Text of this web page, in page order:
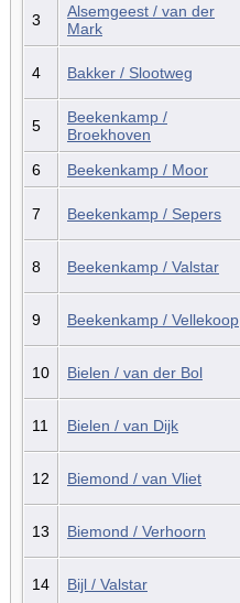
3
Alsemgeest / van der
Mark
4 Bakker / Slootweg
5
Beekenkamp /
Broekhoven
6 Beekenkamp / Moor
7 Beekenkamp / Sepers
8 Beekenkamp / Valstar
9 Beekenkamp / Vellekoop
10 Bielen / van der Bol
11 Bielen / van Dijk
12 Biemond / van Vliet
13 Biemond / Verhoorn
14 Bijl / Valstar